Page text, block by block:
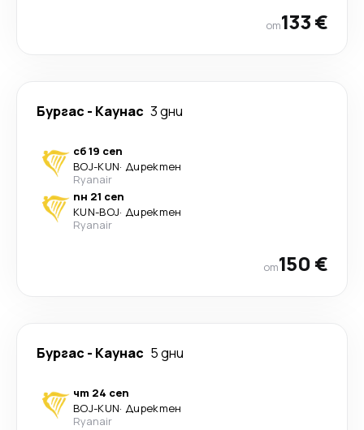
от133 €
Бургас - Каунас 3 дни
сб 19 сеп
BOJ-KUN· Директен
Ryanair
пн 21 сеп
KUN-BOJ· Директен
Ryanair
от150 €
Бургас - Каунас 5 дни
чт 24 сеп
BOJ-KUN· Директен
Ryanair